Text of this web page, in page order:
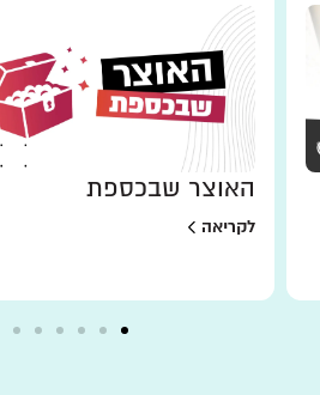
האוצר שבכספת
לקריאה